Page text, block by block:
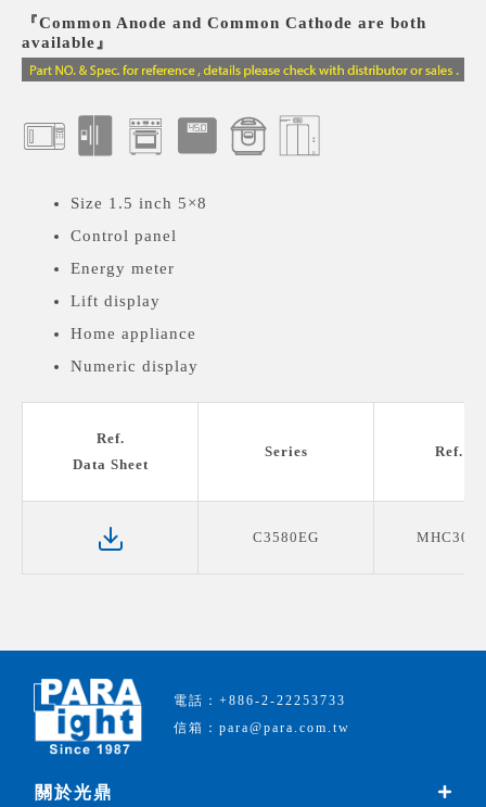
『Common Anode and Common Cathode are both
available』
Size 1.5 inch 5×8
Control panel
Energy meter
Lift display
Home appliance
Numeric display
Medical devices display
Ref.
Data Sheet
Series Ref.
C3580EG
電話：+886-2-22253733
信箱：para@para.com.tw
關於光鼎